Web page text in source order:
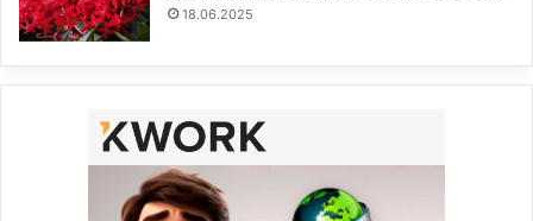
18.06.2025